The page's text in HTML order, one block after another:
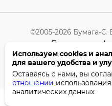
©2005-2026 Бумага-
Политика
Поддержка
Используем cookies и
для вашего удобства и
Оставаясь с нами, вы
отношении
аналитических данных